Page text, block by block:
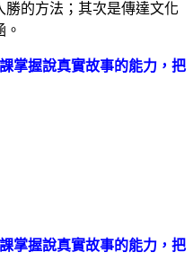
勝的方法；其次是傳達文化